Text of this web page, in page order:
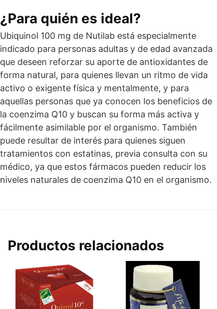
¿Para quién es ideal?
Ubiquinol 100 mg de Nutilab está especialmente
indicado para personas adultas y de edad avanzada
que deseen reforzar su aporte de antioxidantes de
forma natural, para quienes llevan un ritmo de vida
activo o exigente física y mentalmente, y para
aquellas personas que ya conocen los beneficios de
la coenzima Q10 y buscan su forma más activa y
fácilmente asimilable por el organismo. También
puede resultar de interés para quienes siguen
tratamientos con estatinas, previa consulta con su
médico, ya que estos fármacos pueden reducir los
niveles naturales de coenzima Q10 en el organismo.
Productos relacionados